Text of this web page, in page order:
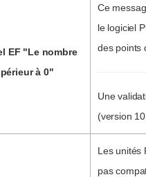
EF "Le nombre
à 0"
Ce
le logiciel
des points
Une
(version
Les unités
pas